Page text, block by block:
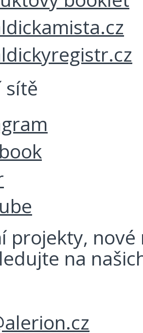
sítě
projekty, nové
na